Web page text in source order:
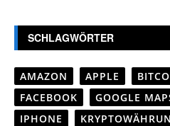
SCHLAGWÖRTER
AMAZON APPLE
FACEBOOK
GOOGLE
IPHONE